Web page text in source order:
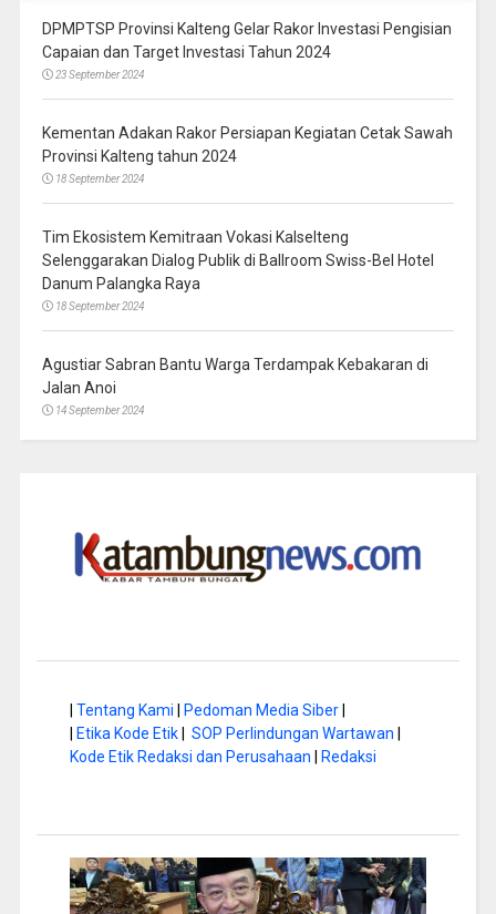
DPMPTSP Provinsi Kalteng Gelar Rakor Investasi Pengisian
Capaian dan Target Investasi Tahun 2024
23 September 2024
Kementan Adakan Rakor Persiapan Kegiatan Cetak Sawah
Provinsi Kalteng tahun 2024
18 September 2024
Tim Ekosistem Kemitraan Vokasi Kalselteng
Selenggarakan Dialog Publik di Ballroom Swiss-Bel Hotel
Danum Palangka Raya
18 September 2024
Agustiar Sabran Bantu Warga Terdampak Kebakaran di
Jalan Anoi
14 September 2024
Tentang Kami Pedoman Media Siber|
Etika Kode Etik| SOP Perlindungan Wartawan
Kode Etik Redaksi dan Perusahaan
Redaksi